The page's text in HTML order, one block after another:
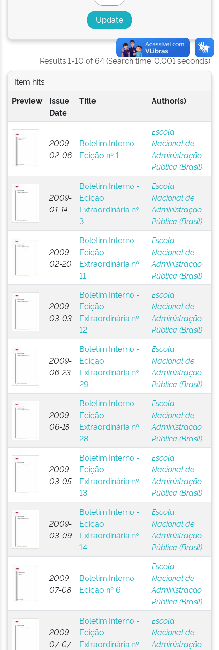
Results 1-10 of 64 (Search time: 0.001 seconds).
Item hits:
Preview
Issue
Date
Title Author(s)
2009-
02-06
Boletim Interno -
Edição nº 1
Escola
Nacional de
Administração
Pública (Brasil)
2009-
01-14
Boletim Interno -
Edição
Extraordinária nº
3
Escola
Nacional de
Administração
Pública (Brasil)
2009-
02-20
Boletim Interno -
Edição
Extraordinária nº
11
Escola
Nacional de
Administração
Pública (Brasil)
2009-
03-03
Boletim Interno -
Edição
Extraordinária nº
12
Escola
Nacional de
Administração
Pública (Brasil)
2009-
06-23
Boletim Interno -
Edição
Extraordinária nº
29
Escola
Nacional de
Administração
Pública (Brasil)
2009-
06-18
Boletim Interno -
Edição
Extraordinária nº
28
Escola
Nacional de
Administração
Pública (Brasil)
2009-
03-05
Boletim Interno -
Edição
Extraordinária nº
13
Escola
Nacional de
Administração
Pública (Brasil)
2009-
03-09
Boletim Interno -
Edição
Extraordinária nº
14
Escola
Nacional de
Administração
Pública (Brasil)
2009-
07-08
Boletim Interno -
Edição nº 6
Escola
Nacional de
Administração
Pública (Brasil)
2009-
07-07
Boletim Interno -
Edição
Extraordinária nº
Escola
Nacional de
Administração